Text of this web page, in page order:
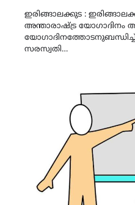
ഇരിങ്ങാലക്കുട :
അന്താരാഷ്ട്ര യോഗാദിനം
സരസ്വതി…